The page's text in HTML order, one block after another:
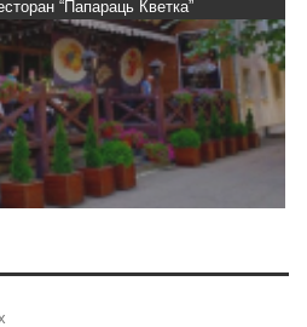
“Папараць Кветка”